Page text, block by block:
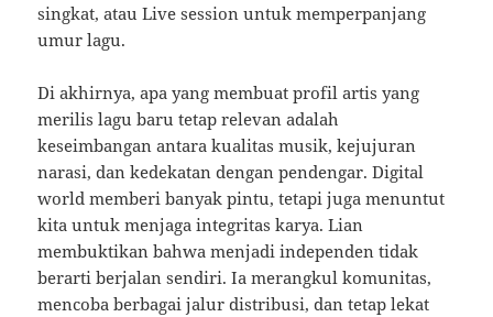
singkat, atau Live session untuk memperpanjang
umur lagu.
Di akhirnya, apa yang membuat profil artis yang
merilis lagu baru tetap relevan adalah
keseimbangan antara kualitas musik, kejujuran
narasi, dan kedekatan dengan pendengar. Digital
world memberi banyak pintu, tetapi juga menuntut
kita untuk menjaga integritas karya. Lian
membuktikan bahwa menjadi independen tidak
berarti berjalan sendiri. Ia merangkul komunitas,
mencoba berbagai jalur distribusi, dan tetap lekat